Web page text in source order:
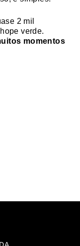
2 mil
verde.
momentos